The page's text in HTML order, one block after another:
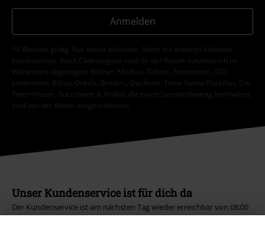
Anmelden
*4 Wochen gültig. Nur online einlösbar. Nicht mit anderen Aktionen
kombinierbar. Nach Codeeingabe wird dir der Rabatt automatisch im
Warenkorb abgezogen. Bücher, Medien, Tickets, Rammstein, (Till)
Lindemann, Böhse Onkelz, Broilers, Die Ärzte, Feine Sahne Fischfilet, Die
Toten Hosen, Gutscheine & Artikel, die einen Spendenbeitrag beinhalten,
sind von der Aktion ausgeschlossen.
Unser Kundenservice ist für dich da
Der Kundenservice ist am nächsten Tag wieder erreichbar von 08:00
Uhr bis 18:00 Uhr.Mehr Infos